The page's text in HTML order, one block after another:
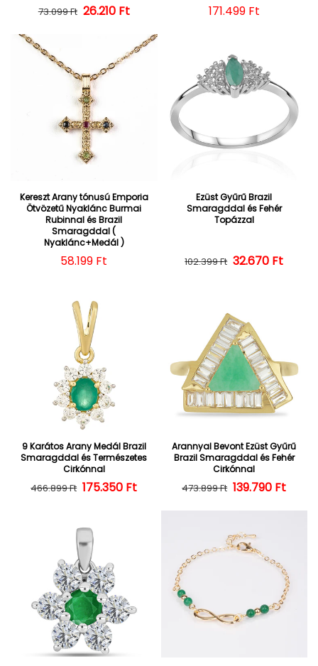
Normál ár
73.099 Ft Kedvezményes ár
26.210 Ft Normál ár
171.499 Ft
Kereszt Arany tónusú Emporia
Ötvözetű Nyaklánc Burmai
Rubinnal és Brazil
Smaragddal (
Nyaklánc+Medál )
Normál ár
58.199 Ft
Ezüst Gyűrű Brazil
Smaragddal és Fehér
Topázzal
Normál ár
102.399 Ft 32.670 Ft
9 Karátos Arany Medál Brazil
Smaragddal és Természetes
Cirkónnal
Normál ár
466.899 Ft Kedvezményes ár
175.350 Ft
Arannyal Bevont Ezüst Gyűrű
Brazil Smaragddal és Fehér
Cirkónnal
Normál ár
473.899 Ft 139.790 Ft